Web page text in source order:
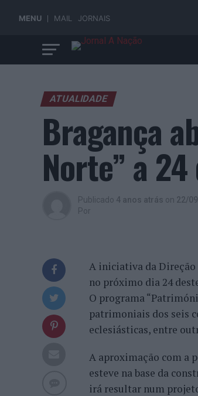
MENU MAIL JORNAIS
ATUALIDADE
Bragança
Norte” a
Publicado 4 anos atrás on 22/
Por
A iniciativa da Direção
no próximo dia 24
O programa
patrimoniais dos seis
eclesiásticas, entre
A aproximação com a
esteve na base da
irá resultar num